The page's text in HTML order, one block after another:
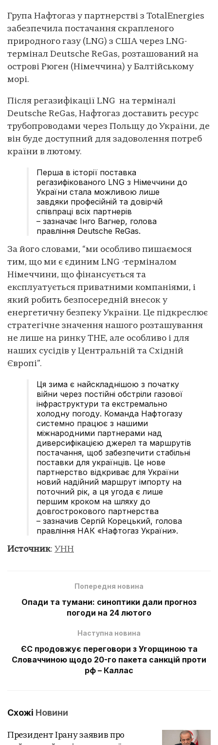
Група Нафтогаз у партнерстві з TotalEnergies
забезпечила постачання скрапленого
природного газу (LNG) з США через LNG-
термінал Deutsche ReGas, розташований на
острові Рюген (Німеччина) у Балтійському
морі.
Після регазифікації LNG на терміналі
Deutsche ReGas, Нафтогаз доставить ресурс
трубопроводами через Польщу до України, де
він буде доступний для задоволення потреб
країни в лютому.
Перша в історії поставка
регазифікованого LNG з Німеччини до
України стала можливою лише
завдяки професійній та довірчій
співпраці всіх партнерів
– зазначає Інго Вагнер, голова
правління Deutsche ReGas.
За його словами, “ми особливо пишаємося
тим, що ми є єдиним LNG -терміналом
Німеччини, що фінансується та
експлуатується приватними компаніями, і
який робить безпосередній внесок у
енергетичну безпеку України. Це підкреслює
стратегічне значення нашого розташування
не лише на ринку THE, але особливо і для
наших сусідів у Центральній та Східній
Європі”.
Ця зима є найскладнішою з початку
війни через постійні обстріли газової
інфраструктури та екстремально
холодну погоду. Команда Нафтогазу
системно працює з нашими
міжнародними партнерами над
диверсифікацією джерел та маршрутів
постачання, щоб забезпечити стабільні
поставки для українців. Це нове
партнерство відкриває для України
новий надійний маршрут імпорту на
поточний рік, а ця угода є лише
першим кроком на шляху до
довгострокового партнерства
– зазначив Сергій Корецький, голова
правління НАК «Нафтогаз України».
Источник: УНН
Попередня новина
Опади та тумани: синоптики дали прогноз
погоди на 24 лютого
Наступна новина
ЄС продовжує переговори з Угорщиною та
Словаччиною щодо 20-го пакета санкцій проти
рф – Каллас
Схожі Новини
Президент Ірану заявив про